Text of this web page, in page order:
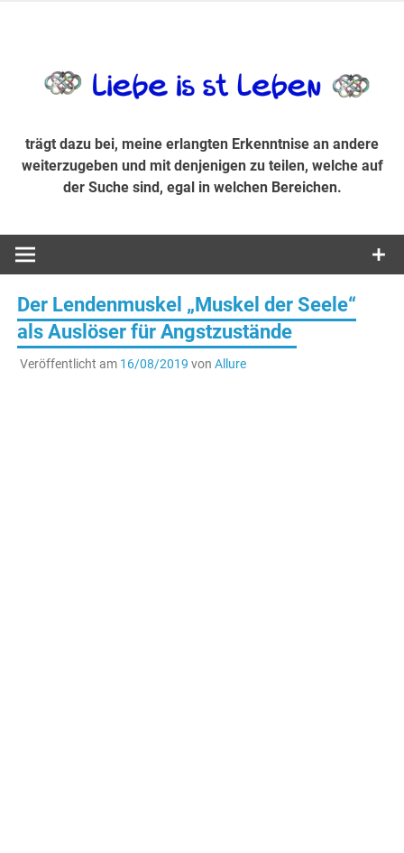
Suche sind, egal in welchen Bereichen.
trägt dazu bei, meine erlangten Erkenntnise an andere
weiterzugeben und mit denjenigen zu teilen, welche auf
der Suche sind, egal in welchen Bereichen.
Der Lendenmuskel „Muskel der Seele“
als Auslöser für Angstzustände
Veröffentlicht am 16/08/2019 von Allure